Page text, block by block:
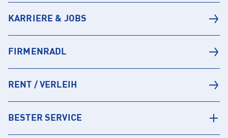
KARRIERE & JOBS
FIRMENRADL
RENT / VERLEIH
BESTER SERVICE